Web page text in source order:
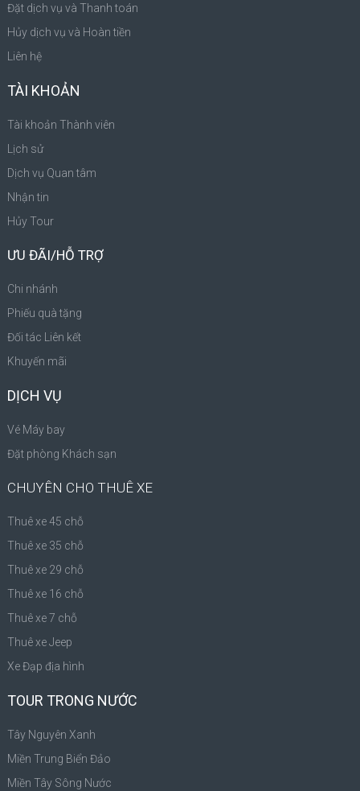
Đặt dịch vụ và Thanh toán
Hủy dịch vụ và Hoàn tiền
Liên hệ
TÀI KHOẢN
Tài khoản Thành viên
Lịch sử
Dịch vụ Quan tâm
Nhận tin
Hủy Tour
ƯU ĐÃI/HỖ TRỢ
Chi nhánh
Phiếu quà tặng
Đối tác Liên kết
Khuyến mãi
DỊCH VỤ
Vé Máy bay
Đặt phòng Khách sạn
CHUYÊN CHO THUÊ XE
Thuê xe 45 chỗ
Thuê xe 35 chỗ
Thuê xe 29 chỗ
Thuê xe 16 chỗ
Thuê xe 7 chỗ
Thuê xe Jeep
Xe Đạp địa hình
TOUR TRONG NƯỚC
Tây Nguyên Xanh
Miền Trung Biển Đảo
Miền Tây Sông Nước